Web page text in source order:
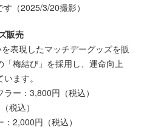
（2025/3/20撮影）
販売
表現したマッチデーグッズを販
梅結び」を採用し、運命向上
ます。
ー：3,800円（税込）
税込）
2,000円（税込）